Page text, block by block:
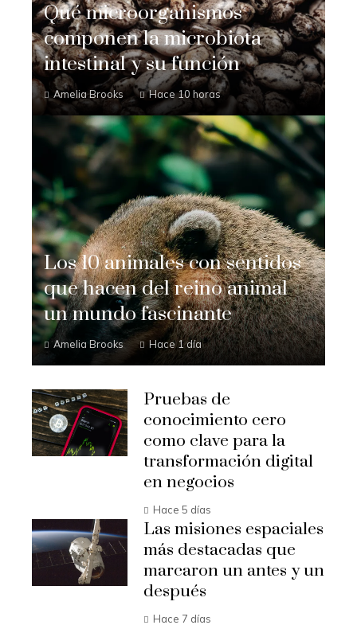
Qué microorganismos
componen la microbiota
intestinal y su función
Amelia Brooks Hace 10 horas
Los 10 animales con sentidos
que hacen del reino animal
un mundo fascinante
Amelia Brooks Hace 1 día
Pruebas de
conocimiento cero
como clave para la
transformación digital
en negocios
Hace 5 días
Las misiones espaciales
más destacadas que
marcaron un antes y un
después
Hace 7 días